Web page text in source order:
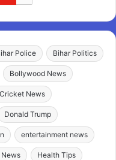
Police Bihar Politics
Bollywood News
Cricket News
Donald Trump
entertainment news
Health Tips